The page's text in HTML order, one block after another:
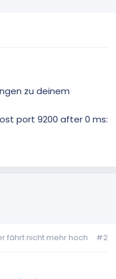
zu deinem
port 9200 after 0 ms:
fährt nicht mehr hoch #2